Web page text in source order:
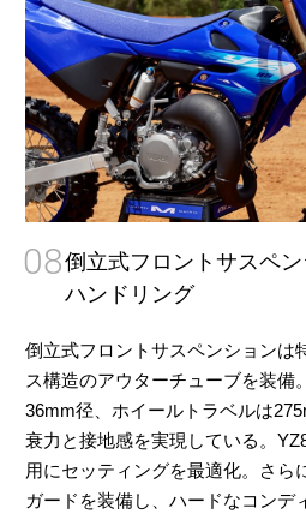
08倒立式フロントサスペ
ハンドリング
倒立式フロントサスペンションは
ス構造のアウターチューブを装備
36mm径、ホイールトラベルは
衰力と接地感を実現している。
用にセッティングを最適化。さら
ガードを装備し、ハードなコンデ